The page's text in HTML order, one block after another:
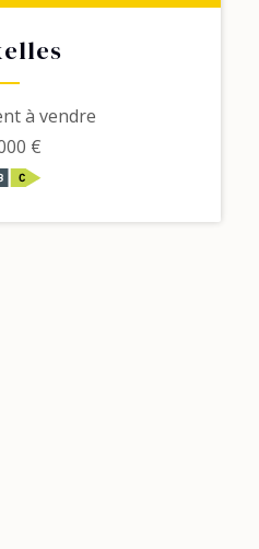
à vendre
€